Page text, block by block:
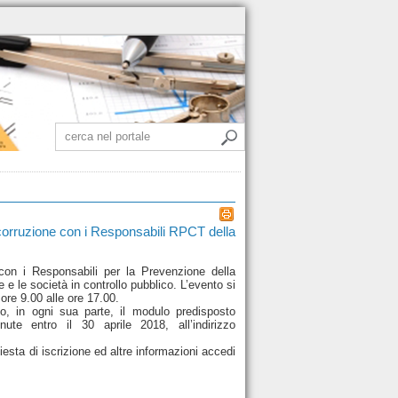
con i Responsabili RPCT della
i Responsabili per la Prevenzione della
le società in controllo pubblico. L’evento si
9.00 alle ore 17.00.
in ogni sua parte, il modulo predisposto
entro il 30 aprile 2018, all’indirizzo
di iscrizione ed altre informazioni accedi